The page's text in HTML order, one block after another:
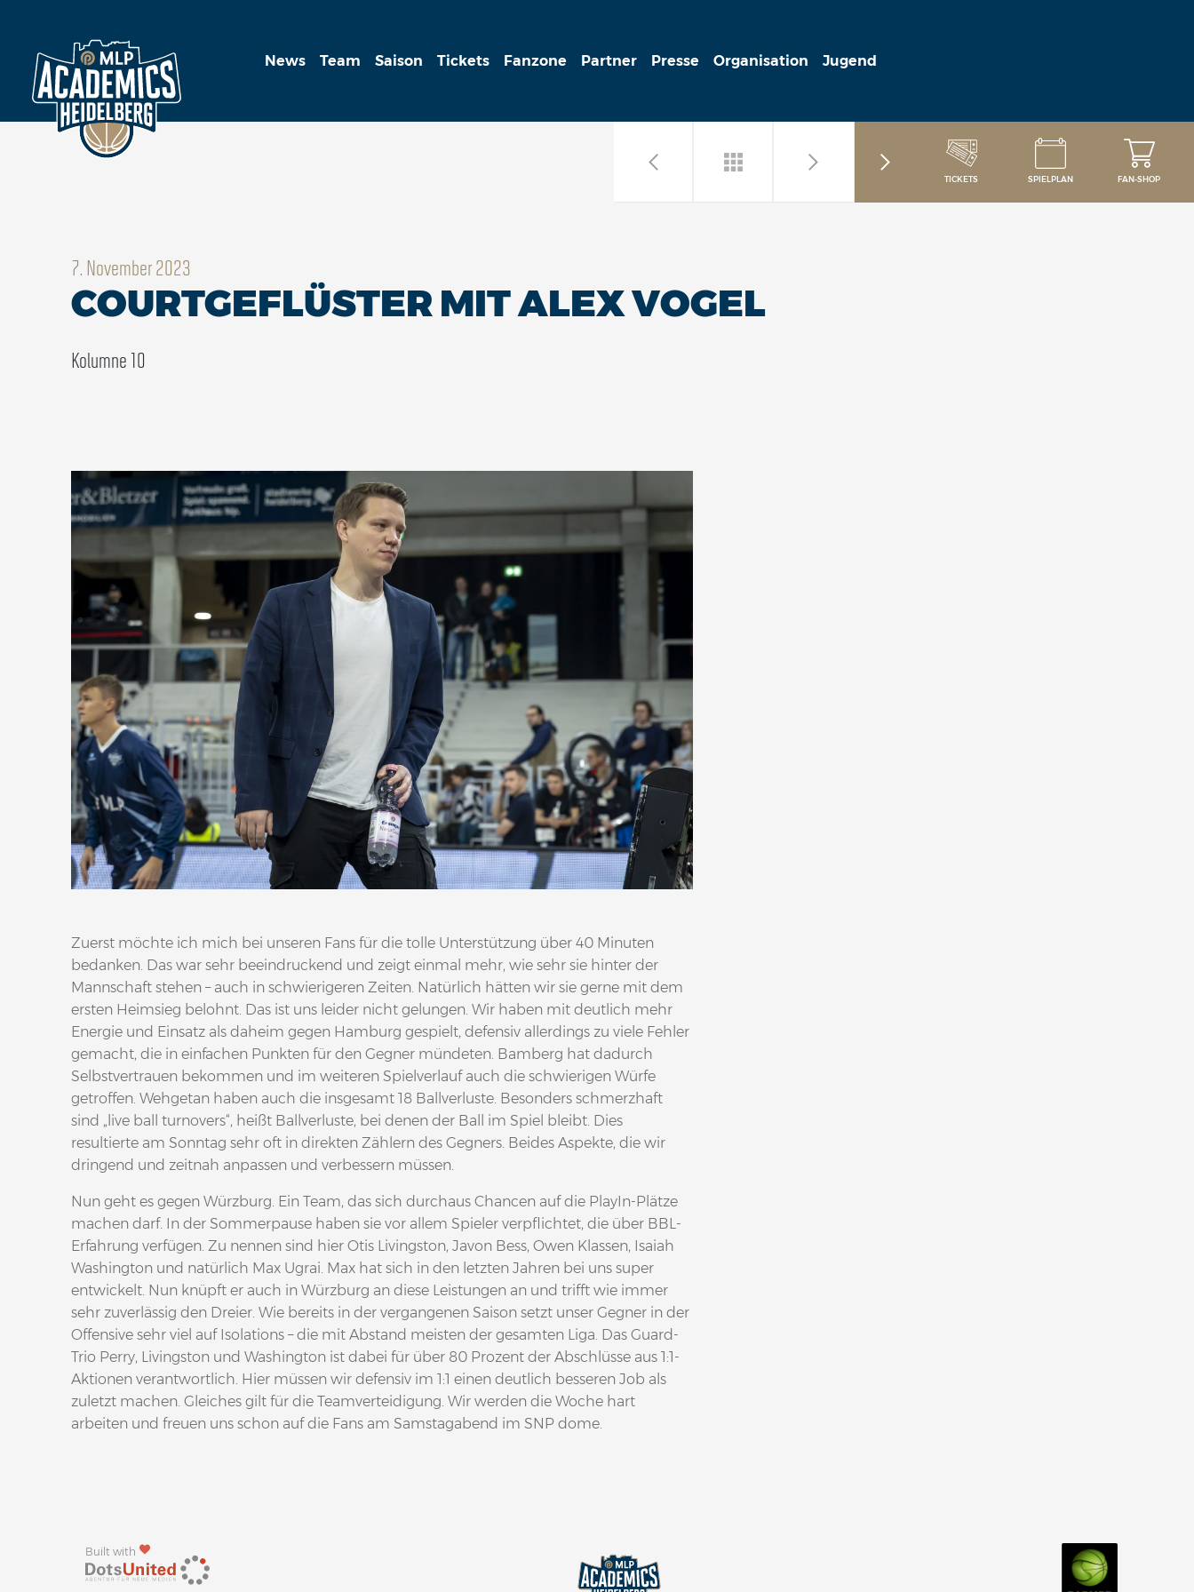
News Team Saison Tickets Fanzone Partner Presse Organisation Jugend
TICKETS SPIELPLAN FAN-SHOP
7. November 2023
COURTGEFLÜSTER MIT ALEX VOGEL
Kolumne 10
Zuerst möchte ich mich bei unseren Fans für die tolle Unterstützung über 40 Minuten
bedanken. Das war sehr beeindruckend und zeigt einmal mehr, wie sehr sie hinter der
Mannschaft stehen – auch in schwierigeren Zeiten. Natürlich hätten wir sie gerne mit dem
ersten Heimsieg belohnt. Das ist uns leider nicht gelungen. Wir haben mit deutlich mehr
Energie und Einsatz als daheim gegen Hamburg gespielt, defensiv allerdings zu viele Fehler
gemacht, die in einfachen Punkten für den Gegner mündeten. Bamberg hat dadurch
Selbstvertrauen bekommen und im weiteren Spielverlauf auch die schwierigen Würfe
getroffen. Wehgetan haben auch die insgesamt 18 Ballverluste. Besonders schmerzhaft
sind „live ball turnovers“, heißt Ballverluste, bei denen der Ball im Spiel bleibt. Dies
resultierte am Sonntag sehr oft in direkten Zählern des Gegners. Beides Aspekte, die wir
dringend und zeitnah anpassen und verbessern müssen.
Nun geht es gegen Würzburg. Ein Team, das sich durchaus Chancen auf die PlayIn-Plätze
machen darf. In der Sommerpause haben sie vor allem Spieler verpflichtet, die über BBL-
Erfahrung verfügen. Zu nennen sind hier Otis Livingston, Javon Bess, Owen Klassen, Isaiah
Washington und natürlich Max Ugrai. Max hat sich in den letzten Jahren bei uns super
entwickelt. Nun knüpft er auch in Würzburg an diese Leistungen an und trifft wie immer
sehr zuverlässig den Dreier. Wie bereits in der vergangenen Saison setzt unser Gegner in der
Offensive sehr viel auf Isolations – die mit Abstand meisten der gesamten Liga. Das Guard-
Trio Perry, Livingston und Washington ist dabei für über 80 Prozent der Abschlüsse aus 1:1-
Aktionen verantwortlich. Hier müssen wir defensiv im 1:1 einen deutlich besseren Job als
zuletzt machen. Gleiches gilt für die Teamverteidigung. Wir werden die Woche hart
arbeiten und freuen uns schon auf die Fans am Samstagabend im SNP dome.
Built with